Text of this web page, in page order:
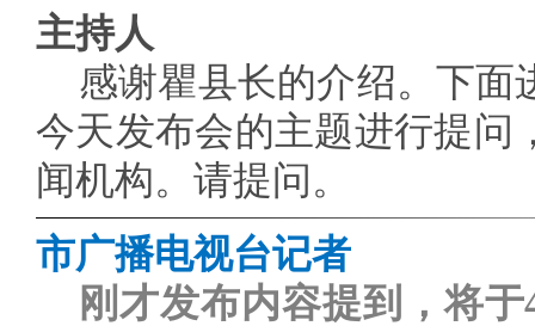
主持人
感谢瞿县长的介绍。下面
今天发布会的主题进行提问
闻机构。请提问。
市广播电视台记者
刚才发布内容提到，将